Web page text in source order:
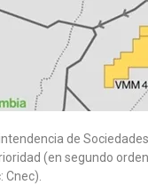
de
(en segundo
Cnec).